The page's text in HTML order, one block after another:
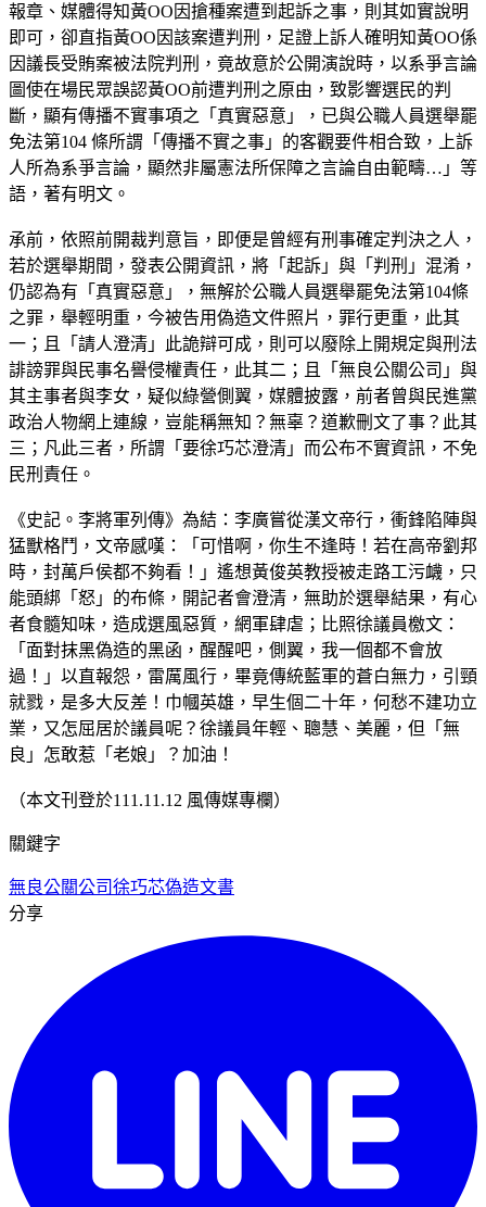
報章、媒體得知黃OO因搶種案遭到起訴之事，則其如實說明
即可，卻直指黃OO因該案遭判刑，足證上訴人確明知黃OO係
因議長受賄案被法院判刑，竟故意於公開演說時，以系爭言論
圖使在場民眾誤認黃OO前遭判刑之原由，致影響選民的判
斷，顯有傳播不實事項之「真實惡意」，已與公職人員選舉罷
免法第104 條所謂「傳播不實之事」的客觀要件相合致，上訴
人所為系爭言論，顯然非屬憲法所保障之言論自由範疇…」等
語，著有明文。
承前，依照前開裁判意旨，即便是曾經有刑事確定判決之人，
若於選舉期間，發表公開資訊，將「起訴」與「判刑」混淆，
仍認為有「真實惡意」，無解於公職人員選舉罷免法第104條
之罪，舉輕明重，今被告用偽造文件照片，罪行更重，此其
一；且「請人澄清」此詭辯可成，則可以廢除上開規定與刑法
誹謗罪與民事名譽侵權責任，此其二；且「無良公關公司」與
其主事者與李女，疑似綠營側翼，媒體披露，前者曾與民進黨
政治人物網上連線，豈能稱無知？無辜？道歉刪文了事？此其
三；凡此三者，所謂「要徐巧芯澄清」而公布不實資訊，不免
民刑責任。
《史記。李將軍列傳》為結：李廣嘗從漢文帝行，衝鋒陷陣與
猛獸格鬥，文帝感嘆：「可惜啊，你生不逢時！若在高帝劉邦
時，封萬戶侯都不夠看！」遙想黃俊英教授被走路工污衊，只
能頭綁「怒」的布條，開記者會澄清，無助於選舉結果，有心
者食髓知味，造成選風惡質，網軍肆虐；比照徐議員檄文：
「面對抹黑偽造的黑函，醒醒吧，側翼，我一個都不會放
過！」以直報怨，雷厲風行，畢竟傳統藍軍的蒼白無力，引頸
就戮，是多大反差！巾幗英雄，早生個二十年，何愁不建功立
業，又怎屈居於議員呢？徐議員年輕、聰慧、美麗，但「無
良」怎敢惹「老娘」？加油！
（本文刊登於111.11.12 風傳媒專欄）
關鍵字
無良公關公司徐巧芯偽造文書
分享